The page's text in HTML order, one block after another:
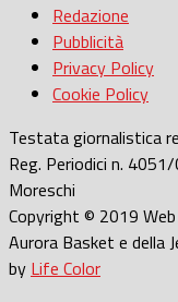
Redazione
Pubblicità
Privacy Policy
Cookie Policy
Testata giornalistica
Reg. Periodici n.
Moreschi
Copyright © 2019 Web
Aurora Basket e della
by Life Color